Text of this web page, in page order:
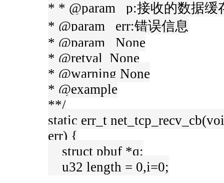
* * @param p:接收的数据缓
* @param err:错误信息
* @param None
* @retval None
* @warning None
* @example
**/
static err_t
err) {
struct pbuf *q;
u32 length = 0,i=0;